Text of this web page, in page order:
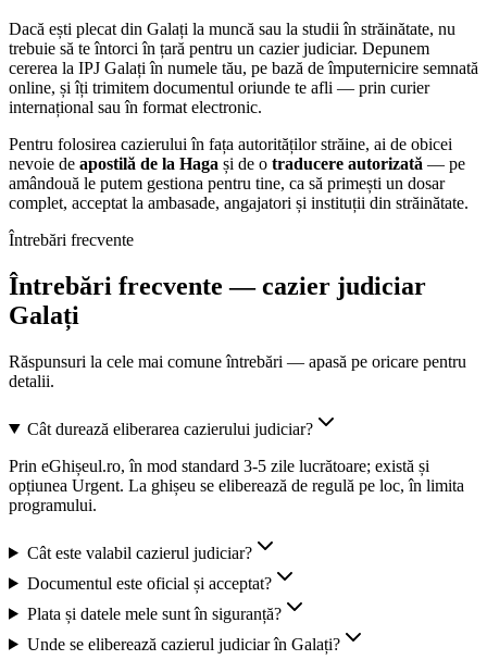
Dacă ești plecat din Galați la muncă sau la studii în străinătate, nu
trebuie să te întorci în țară pentru un cazier judiciar. Depunem
cererea la IPJ Galați în numele tău, pe bază de împuternicire semnată
online, și îți trimitem documentul oriunde te afli — prin curier
internațional sau în format electronic.
Pentru folosirea cazierului în fața autorităților străine, ai de obicei
nevoie de apostilă de la Haga și de o traducere autorizată — pe
amândouă le putem gestiona pentru tine, ca să primești un dosar
complet, acceptat la ambasade, angajatori și instituții din străinătate.
Întrebări frecvente
Întrebări frecvente — cazier judiciar
Galați
Răspunsuri la cele mai comune întrebări — apasă pe oricare pentru
detalii.
Cât durează eliberarea cazierului judiciar?
Prin eGhișeul.ro, în mod standard 3-5 zile lucrătoare; există și
opțiunea Urgent. La ghișeu se eliberează de regulă pe loc, în limita
programului.
Cât este valabil cazierul judiciar?
Documentul este oficial și acceptat?
Plata și datele mele sunt în siguranță?
Unde se eliberează cazierul judiciar în Galați?